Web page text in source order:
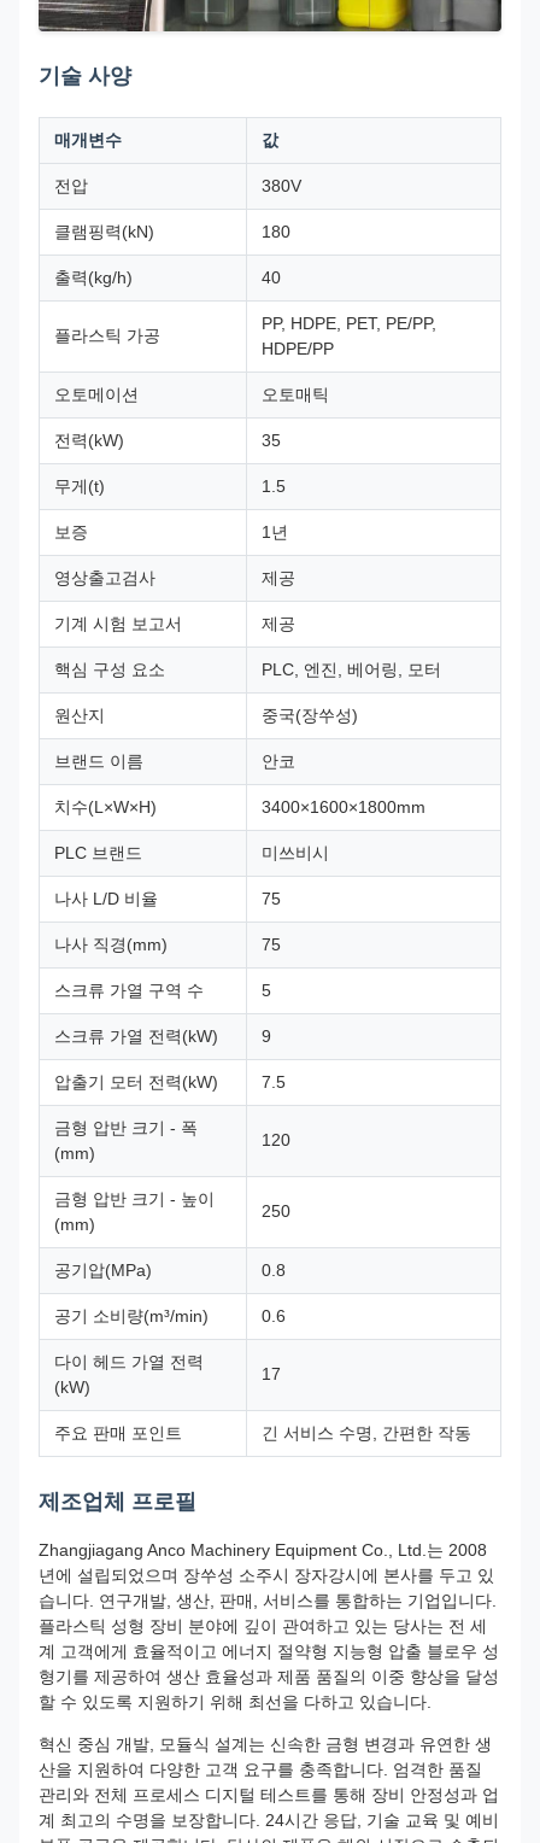
기술 사양
매개변수 값
전압 380V
클램핑력(kN) 180
출력(kg/h) 40
플라스틱 가공
PP, HDPE, PET, PE/PP,
HDPE/PP
오토메이션 오토매틱
전력(kW) 35
무게(t) 1.5
보증 1년
영상출고검사 제공
기계 시험 보고서 제공
핵심 구성 요소 PLC, 엔진, 베어링, 모터
원산지 중국(장쑤성)
브랜드 이름 안코
치수(L×W×H) 3400×1600×1800mm
PLC 브랜드 미쓰비시
나사 L/D 비율 75
나사 직경(mm) 75
스크류 가열 구역 수 5
스크류 가열 전력(kW) 9
압출기 모터 전력(kW) 7.5
금형 압반 크기 - 폭
(mm)
120
금형 압반 크기 - 높이
(mm)
250
공기압(MPa) 0.8
공기 소비량(m³/min) 0.6
다이 헤드 가열 전력
(kW)
17
주요 판매 포인트 긴 서비스 수명, 간편한 작동
제조업체 프로필
Zhangjiagang Anco Machinery Equipment Co., Ltd.는 2008
년에 설립되었으며 장쑤성 소주시 장자강시에 본사를 두고 있
습니다. 연구개발, 생산, 판매, 서비스를 통합하는 기업입니다.
플라스틱 성형 장비 분야에 깊이 관여하고 있는 당사는 전 세
계 고객에게 효율적이고 에너지 절약형 지능형 압출 블로우 성
형기를 제공하여 생산 효율성과 제품 품질의 이중 향상을 달성
할 수 있도록 지원하기 위해 최선을 다하고 있습니다.
혁신 중심 개발, 모듈식 설계는 신속한 금형 변경과 유연한 생
산을 지원하여 다양한 고객 요구를 충족합니다. 엄격한 품질
관리와 전체 프로세스 디지털 테스트를 통해 장비 안정성과 업
계 최고의 수명을 보장합니다. 24시간 응답, 기술 교육 및 예비